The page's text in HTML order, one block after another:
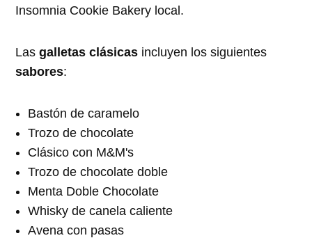
Insomnia Cookie Bakery local.
Lasgalletas clásicas incluyen los siguientes
sabores:
Bastón de caramelo
Trozo de chocolate
Clásico con M&M's
Trozo de chocolate doble
Menta Doble Chocolate
Whisky de canela caliente
Avena con pasas